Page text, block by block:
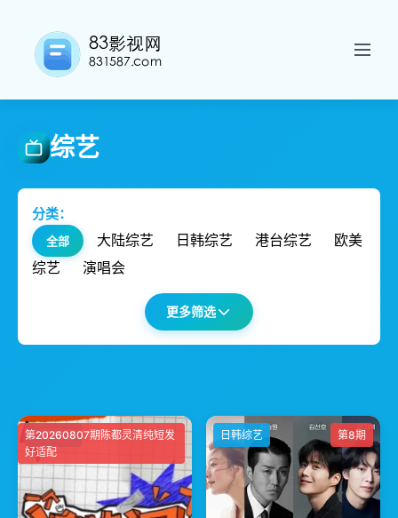
综艺
分类：
全部 大陆综艺 日韩综艺 港台综艺
欧美
综艺
演唱会
更多筛选
大陆综艺
第20260807期陈都灵清纯短发
好适配
日韩综艺 第8期